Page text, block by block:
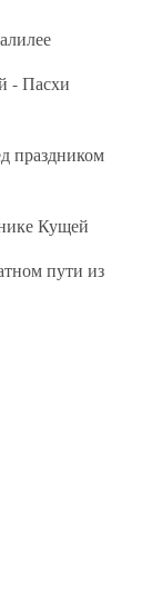
- Пасхи
праздником
Кущей
пути из